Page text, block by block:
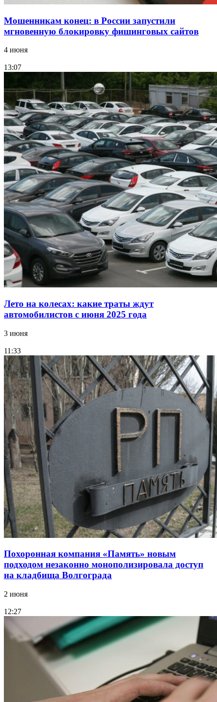
Мошенникам конец: в России запустили
мгновенную блокировку фишинговых сайтов
4 июня
13:07
Лето на колесах: какие траты ждут
автомобилистов с июня 2025 года
3 июня
11:33
Похоронная компания «Память» новым
подходом незаконно монополизировала доступ
на кладбища Волгограда
2 июня
12:27